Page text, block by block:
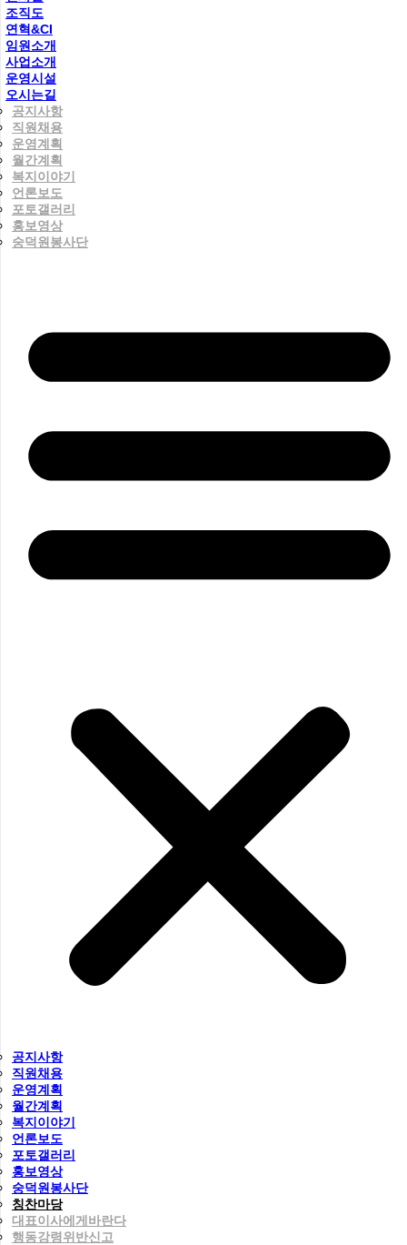
조직도
연혁&CI
임원소개
사업소개
운영시설
오시는길
공지사항
직원채용
운영계획
월간계획
복지이야기
언론보도
포토갤러리
홍보영상
숭덕원봉사단
공지사항
직원채용
운영계획
월간계획
복지이야기
언론보도
포토갤러리
홍보영상
숭덕원봉사단
칭찬마당
대표이사에게바란다
행동강령위반신고